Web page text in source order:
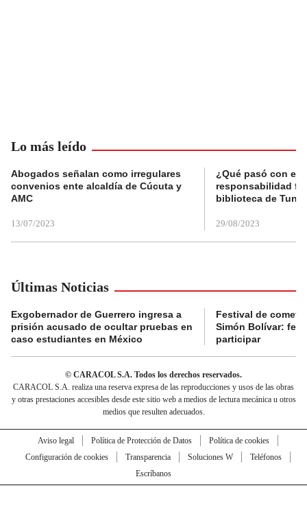
Lo más leído
Abogados señalan como irregulares
convenios ente alcaldía de Cúcuta y
AMC
13/07/2023
¿Qué pasó con el
responsabilidad
biblioteca de
29/08/2023
Últimas Noticias
Exgobernador de Guerrero ingresa a
prisión acusado de ocultar pruebas en
caso estudiantes en México
Festival de
Simón Bolívar:
participar
© CARACOL S.A. Todos los derechos reservados.
CARACOL S.A. realiza una reserva expresa de las reproducciones y usos de las obras
y otras prestaciones accesibles desde este sitio web a medios de lectura mecánica u otros
medios que resulten adecuados.
Aviso legal Política de Protección de Datos
Política de cookies
Configuración de cookies
Transparencia Soluciones W
Teléfonos
Escríbanos